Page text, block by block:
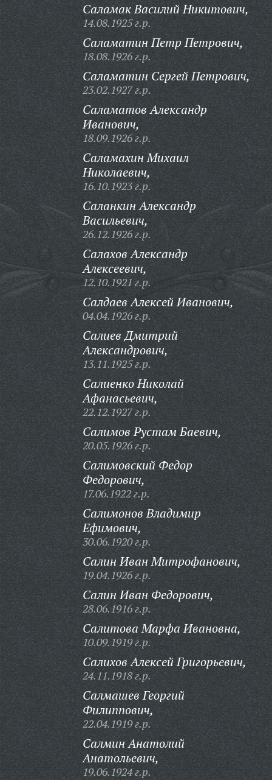
Саламак Василий Никитович,
14.08.1925 г.р.
Саламатин Петр Петрович,
18.08.1926 г.р.
Саламатин Сергей Петрович,
23.02.1927 г.р.
Саламатов Александр
Иванович,
18.09.1926 г.р.
Саламахин Михаил
Николаевич,
16.10.1923 г.р.
Саланкин Александр
Васильевич,
26.12.1926 г.р.
Салахов Александр
Алексеевич,
12.10.1921 г.р.
Салдаев Алексей Иванович,
04.04.1926 г.р.
Салиев Дмитрий
Александрович,
13.11.1925 г.р.
Салиенко Николай
Афанасьевич,
22.12.1927 г.р.
Салимов Рустам Баевич,
20.05.1926 г.р.
Салимовский Федор
Федорович,
17.06.1922 г.р.
Салимонов Владимир
Ефимович,
30.06.1920 г.р.
Салин Иван Митрофанович,
19.04.1926 г.р.
Салин Иван Федорович,
28.06.1916 г.р.
Салитова Марфа Ивановна,
10.09.1919 г.р.
Салихов Алексей Григорьевич,
24.11.1918 г.р.
Салмашев Георгий
Филиппович,
22.04.1919 г.р.
Салмин Анатолий
Анатольевич,
19.06.1924 г.р.